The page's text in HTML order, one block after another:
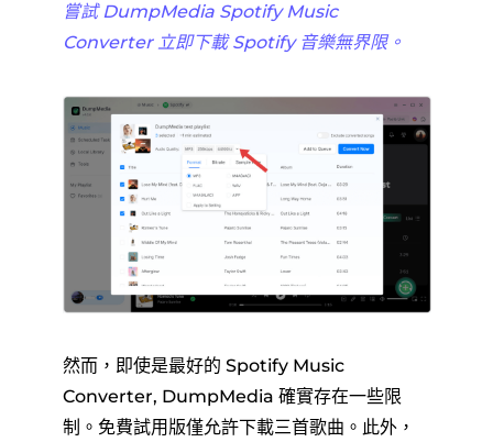
嘗試 DumpMedia Spotify Music
Converter 立即下載 Spotify 音樂無界限。
然而，即使是最好的 Spotify Music
Converter, DumpMedia 確實存在一些限
制。免費試用版僅允許下載三首歌曲。此外，